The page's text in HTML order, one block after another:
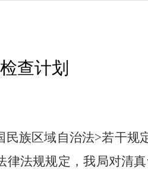
查计划
族区域自治法>若干规
律法规规定，我局对清